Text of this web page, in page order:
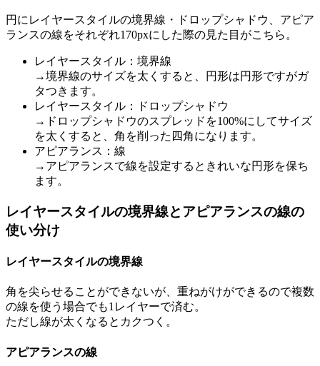
円にレイヤースタイルの境界線・ドロップシャドウ、アピア
ランスの線をそれぞれ170pxにした際の見た目がこちら。
レイヤースタイル：境界線
→境界線のサイズを太くすると、円形は円形ですがガ
タつきます。
レイヤースタイル：ドロップシャドウ
→ドロップシャドウのスプレッドを100%にしてサイズ
を太くすると、角を削った四角になります。
アピアランス：線
→アピアランスで線を設定するときれいな円形を保ち
ます。
レイヤースタイルの境界線とアピアランスの線の
使い分け
レイヤースタイルの境界線
角を尖らせることができないが、重ねがけができるので複数
の線を使う場合でも1レイヤーで済む。
ただし線が太くなるとカクつく。
アピアランスの線